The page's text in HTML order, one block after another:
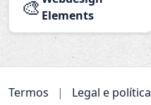
🎨 Elements
Termos | Legal e política